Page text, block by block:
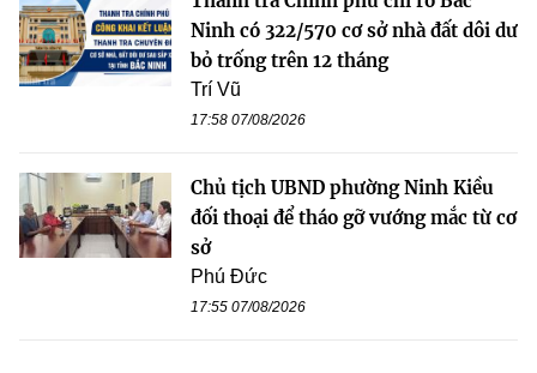
Ninh có 322/570 cơ sở nhà đất dôi dư
bỏ trống trên 12 tháng
Trí Vũ
17:58 07/08/2026
Chủ tịch UBND phường Ninh Kiều
đối thoại để tháo gỡ vướng mắc từ cơ
sở
Phú Đức
17:55 07/08/2026